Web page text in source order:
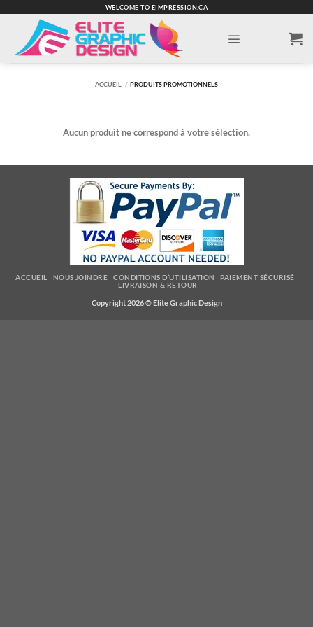
WELCOME TO EIMPRESSION.CA
ACCUEIL / PRODUITS PROMOTIONNELS
Aucun produit ne correspond à votre sélection.
ACCUEIL NOUS JOINDRE CONDITIONS D’UTILISATION
PAIEMENT SÉCURISÉ
LIVRAISON & RETOUR
Copyright 2026 ©Elite Graphic Design